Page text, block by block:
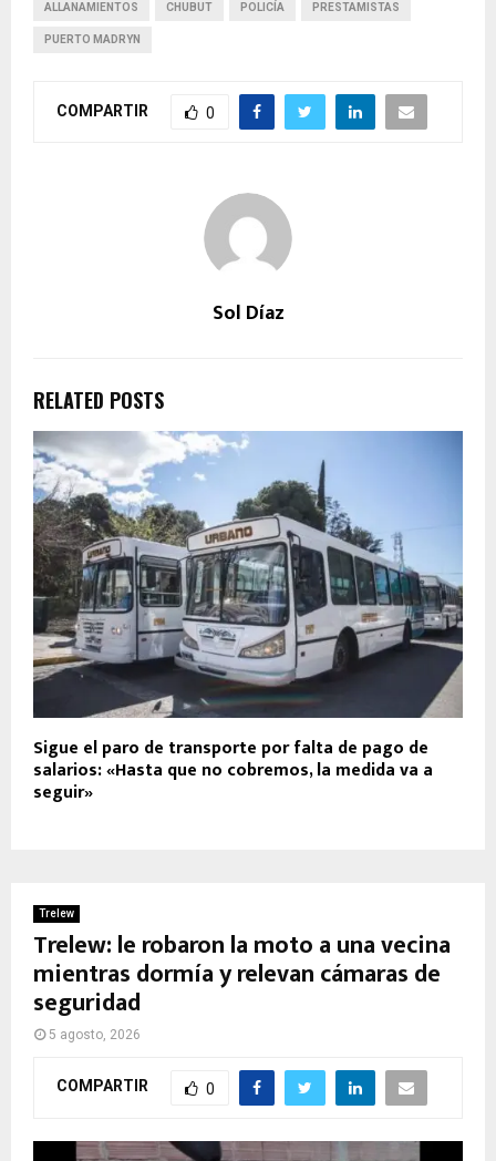
ALLANAMIENTOS CHUBUT POLICÍA PRESTAMISTAS
PUERTO MADRYN
COMPARTIR 0
Sol Díaz
RELATED POSTS
Sigue el paro de transporte por falta de pago de
salarios: «Hasta que no cobremos, la medida va a
seguir»
Trelew
Trelew: le robaron la moto a una vecina
mientras dormía y relevan cámaras de
seguridad
5 agosto, 2026
COMPARTIR 0